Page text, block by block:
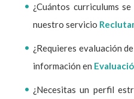
¿Cuántos curriculums
nuestro servicio
¿Requieres evaluación
información en
¿Necesitas un perfil